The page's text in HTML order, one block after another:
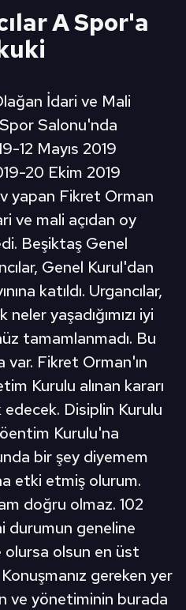
A Spor'a
İdari ve Mali
Salonu'nda
12 Mayıs 2019
20 Ekim 2019
yapan Fikret Orman
ve mali açıdan oy
Beşiktaş Genel
Genel Kurul'dan
katıldı. Urgancılar,
yaşadığımızı iyi
tamamlanmadı. Bu
var. Fikret Orman'ın
Kurulu alınan kararı
Disiplin Kurulu
Kurulu'na
bir şey diyemem
etki etmiş olurum.
doğru olmaz. 102
durumun geneline
olursa olsun en üst
gereken yer
ve yönetiminin burada